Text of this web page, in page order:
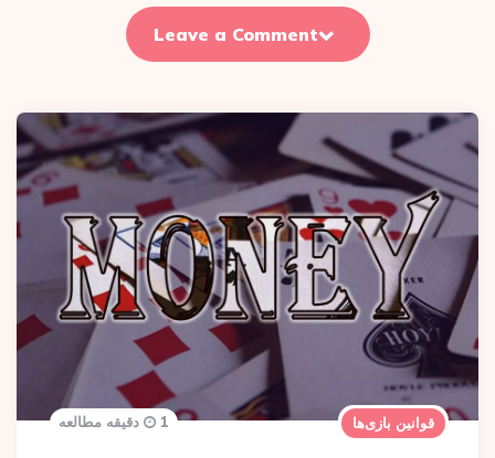
Leave a Comment
قوانین بازی‌ها 1 دقیقه مطالعه